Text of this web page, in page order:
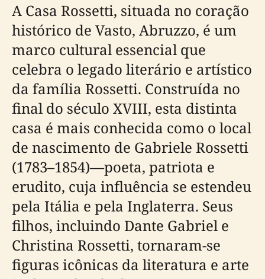
A Casa Rossetti, situada no coração
histórico de Vasto, Abruzzo, é um
marco cultural essencial que
celebra o legado literário e artístico
da família Rossetti. Construída no
final do século XVIII, esta distinta
casa é mais conhecida como o local
de nascimento de Gabriele Rossetti
(1783–1854)—poeta, patriota e
erudito, cuja influência se estendeu
pela Itália e pela Inglaterra. Seus
filhos, incluindo Dante Gabriel e
Christina Rossetti, tornaram-se
figuras icônicas da literatura e arte